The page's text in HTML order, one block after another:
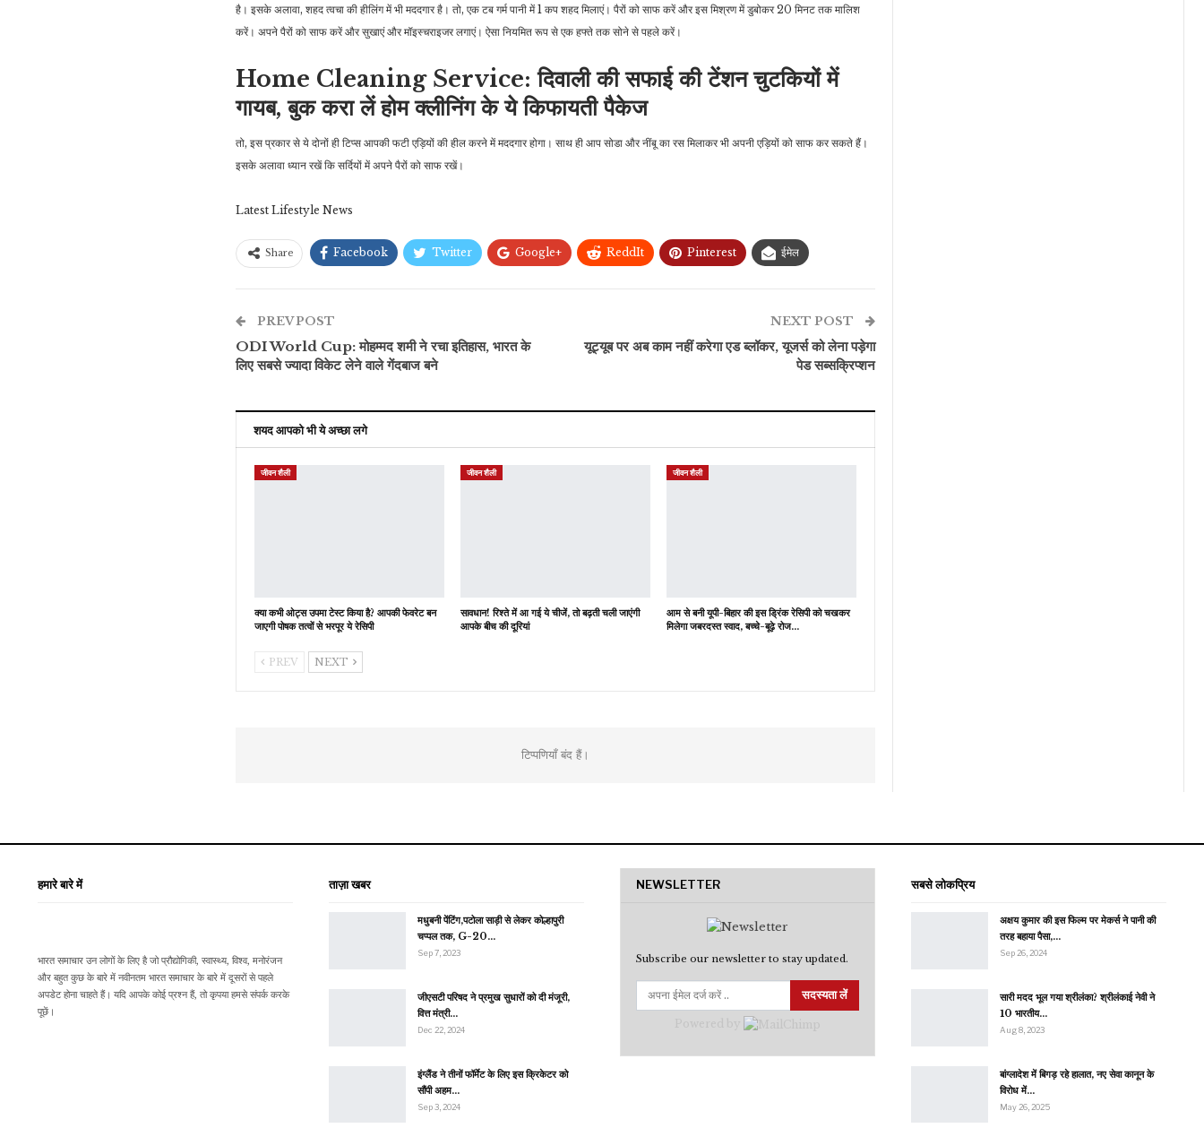
है। इसके अलावा, शहद त्वचा की हीलिंग में भी मददगार है। तो, एक टब गर्म पानी में 1 कप शहद मिलाएं। पैरों को साफ करें और इस मिश्रण में डुबोकर 20 मिनट तक मालिश
करें। अपने पैरों को साफ करें और सुखाएं और मॉइस्चराइजर लगाएं। ऐसा नियमित रूप से एक हफ्ते तक सोने से पहले करें।
Home Cleaning Service: दिवाली की सफाई की टेंशन चुटकियों में
गायब, बुक करा लें होम क्लीनिंग के ये किफायती पैकेज
तो, इस प्रकार से ये दोनों ही टिप्स आपकी फटी एड़ियों की हील करने में मददगार होगा। साथ ही आप सोडा और नींबू का रस मिलाकर भी अपनी एड़ियों को साफ कर सकते हैं।
इसके अलावा ध्यान रखें कि सर्दियों में अपने पैरों को साफ रखें।
Latest Lifestyle News
Share Facebook Twitter Google+ ReddIt Pinterest ईमेल
PREV POST
ODI World Cup: मोहम्मद शमी ने रचा इतिहास, भारत के
लिए सबसे ज्यादा विकेट लेने वाले गेंदबाज बने
NEXT POST
यूट्यूब पर अब काम नहीं करेगा एड ब्लॉकर, यूजर्स को लेना पड़ेगा
पेड सब्सक्रिप्शन
शयद आपको भी ये अच्छा लगे
जीवन शैली
क्या कभी ओट्स उपमा टेस्ट किया है? आपकी फेवरेट बन
जाएगी पोषक तत्वों से भरपूर ये रेसिपी
जीवन शैली
सावधान! रिश्ते में आ गई ये चीजें, तो बढ़ती चली जाएंगी
आपके बीच की दूरियां
जीवन शैली
आम से बनी यूपी-बिहार की इस ड्रिंक रेसिपी को चखकर
मिलेगा जबरदस्त स्वाद, बच्चे-बूढ़े रोज…
PREV NEXT
टिप्पणियाँ बंद हैं।
हमारे बारे में
भारत समाचार उन लोगों के लिए है जो प्रौद्योगिकी, स्वास्थ्य, विश्व, मनोरंजन
और बहुत कुछ के बारे में नवीनतम भारत समाचार के बारे में दूसरों से पहले
अपडेट होना चाहते हैं। यदि आपके कोई प्रश्न हैं, तो कृपया हमसे संपर्क करके
पूछें।
ताज़ा खबर
मधुबनी पेंटिंग,पटोला साड़ी से लेकर कोल्हापुरी
चप्पल तक, G-20…
Sep 7, 2023
जीएसटी परिषद ने प्रमुख सुधारों को दी मंजूरी,
वित्त मंत्री…
Dec 22, 2024
इंग्लैंड ने तीनों फॉर्मेट के लिए इस क्रिकेटर को
सौंपी अहम…
Sep 3, 2024
NEWSLETTER
Subscribe our newsletter to stay updated.
सदस्यता लें
सबसे लोकप्रिय
अक्षय कुमार की इस फिल्म पर मेकर्स ने पानी की
तरह बहाया पैसा,…
Sep 26, 2024
सारी मदद भूल गया श्रीलंका? श्रीलंकाई नेवी ने
10 भारतीय…
Aug 8, 2023
बांग्लादेश में बिगड़ रहे हालात, नए सेवा कानून के
विरोध में…
May 26, 2025